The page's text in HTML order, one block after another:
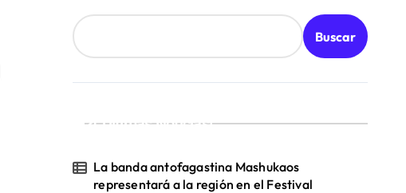
Buscar
¡Ultimas Noticias!
La banda antofagastina Mashukaos
representará a la región en el Festival